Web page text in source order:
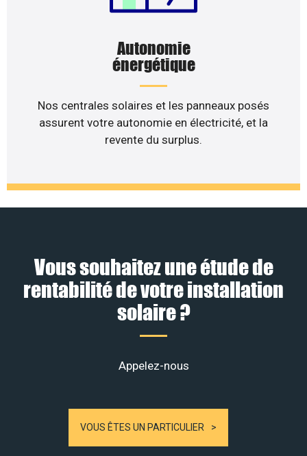
Autonomie
énergétique
Nos centrales solaires et les panneaux posés
assurent votre autonomie en électricité, et la
revente du surplus.
Vous souhaitez une étude de
rentabilité de votre installation
solaire ?
Appelez-nous
VOUS ÊTES UN PARTICULIER